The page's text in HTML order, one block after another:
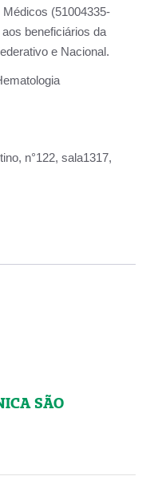
Médicos (51004335-
beneficiários da
e Nacional.
n°122, sala1317,
SÃO